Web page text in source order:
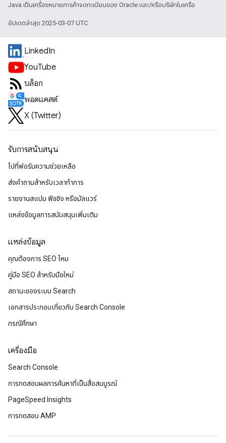
Java เป็นเครื่องหมายการค้าจดทะเบียนของ Oracle และ/หรือบริษัทในเครือ
อัปเดตล่าสุด 2025-03-07 UTC
LinkedIn
YouTube
บล็อก
พอดแคสต์
X (Twitter)
รับการสนับสนุน
ไปที่ฟอรัมความช่วยเหลือ
ส่งคำถามสำหรับเวลาทำการ
รายงานสแปม ฟิชชิง หรือมัลแวร์
แหล่งข้อมูลการสนับสนุนเพิ่มเติม
แหล่งข้อมูล
คุณต้องการ SEO ไหม
คู่มือ SEO สำหรับมือใหม่
สถานะของระบบ Search
เอกสารประกอบเกี่ยวกับ Search Console
กรณีศึกษา
เครื่องมือ
Search Console
การทดสอบผลการค้นหาที่เป็นสื่อสมบูรณ์
PageSpeed Insights
การทดสอบ AMP